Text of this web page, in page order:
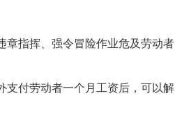
指挥、强令冒险作业危及劳动者
付劳动者一个月工资后，可以解